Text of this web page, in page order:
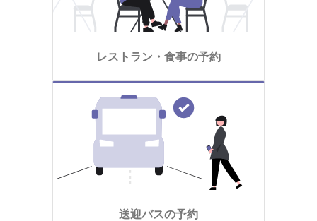
レストラン・食事の予約
送迎バスの予約